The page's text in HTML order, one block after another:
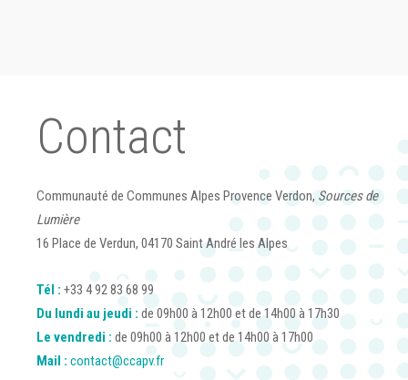
Contact
Communauté de Communes Alpes Provence Verdon,Sources de
Lumière
16 Place de Verdun, 04170 Saint André les Alpes
Tél : +33 4 92 83 68 99
Du lundi au jeudi : de 09h00 à 12h00 et de 14h00 à 17h30
Le vendredi : de 09h00 à 12h00 et de 14h00 à 17h00
Mail : contact@ccapv.fr